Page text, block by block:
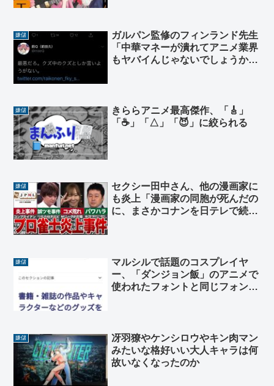
嫌儲
ガルパン監修のフィンランド先生
「中華マネーが潰れてアニメ業界
もヤバイんじゃないでしょうか
嫌儲
きららアニメ最高傑作、「🎸」
「☕」「△」「😈」に絞られる
嫌儲
セクシー田中さん、他の漫画家に
も炎上「漫画家の同胞が死んだの
に、まさかコナンを日テレで続け
嫌儲
マルシルで話題のコスプレイヤ
ー、「ダンジョン飯」のアニメで
使われたフォントと同じフォント
嫌儲
冴羽獠やケンシロウやキン肉マン
みたいな格好いい大人キャラは何
故いなくなったのか